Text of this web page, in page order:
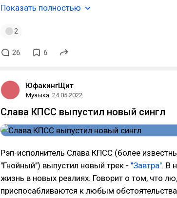
Показать полностью
2
26 6
ЮфакингЩит
Музыка 24.05.2022
Слава КПСС выпустил новый сингл
Рэп-исполнитель Слава КПСС (более
"Гнойный") выпустил новый трек - "Завтра". В
жизнь в новых реалиях. Говорит о том, что
приспосабливаются к любым